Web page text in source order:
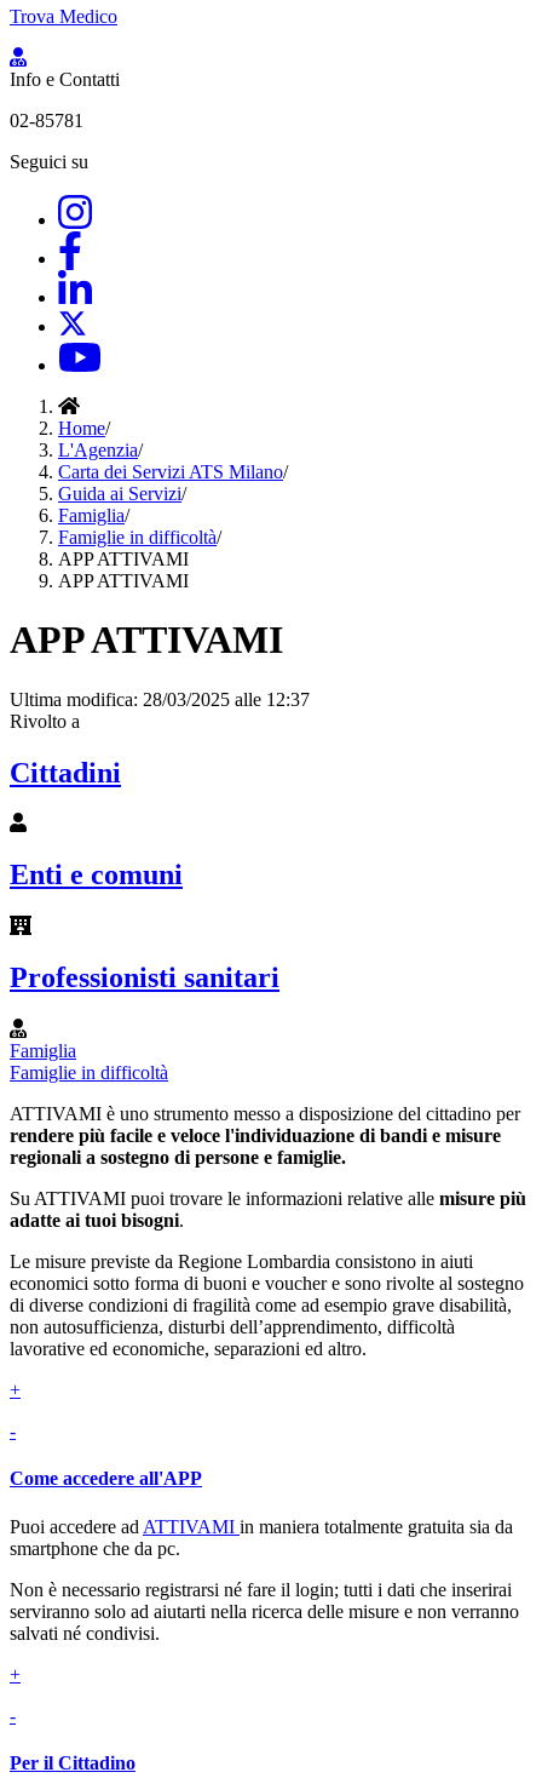
Trova Medico
Info e Contatti
02-85781
Seguici su
Home/
L'Agenzia/
Carta dei Servizi ATS Milano/
Guida ai Servizi/
Famiglia/
Famiglie in difficoltà/
APP ATTIVAMI
APP ATTIVAMI
APP ATTIVAMI
Ultima modifica: 28/03/2025 alle 12:37
Rivolto a
Cittadini
Enti e comuni
Professionisti sanitari
Famiglia
Famiglie in difficoltà
ATTIVAMI è uno strumento messo a disposizione del cittadino per
rendere più facile e veloce l'individuazione di bandi e misure
regionali a sostegno di persone e famiglie.
Su ATTIVAMI puoi trovare le informazioni relative alle misure più
adatte ai tuoi bisogni.
Le misure previste da Regione Lombardia consistono in aiuti
economici sotto forma di buoni e voucher e sono rivolte al sostegno
di diverse condizioni di fragilità come ad esempio grave disabilità,
non autosufficienza, disturbi dell’apprendimento, difficoltà
lavorative ed economiche, separazioni ed altro.
+
-
Come accedere all'APP
Puoi accedere ad ATTIVAMI in maniera totalmente gratuita sia da
smartphone che da pc.
Non è necessario registrarsi né fare il login; tutti i dati che inserirai
serviranno solo ad aiutarti nella ricerca delle misure e non verranno
salvati né condivisi.
+
-
Per il Cittadino